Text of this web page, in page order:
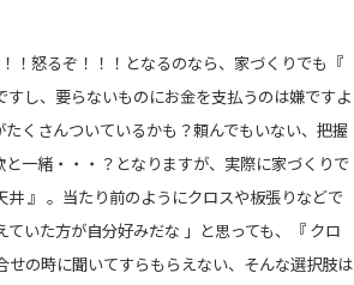
！怒るぞ！！！となるのなら、家づくりでも『
し、要らないものにお金を支払うのは嫌ですよ
くさんついているかも？頼んでもいない、把握
一緒・・・？となりますが、実際に家づくりで
』 。当たり前のようにクロスや板張りなどで
ていた方が自分好みだな 」と思っても、『 クロ
の時に聞いてすらもらえない、 そんな選択肢は